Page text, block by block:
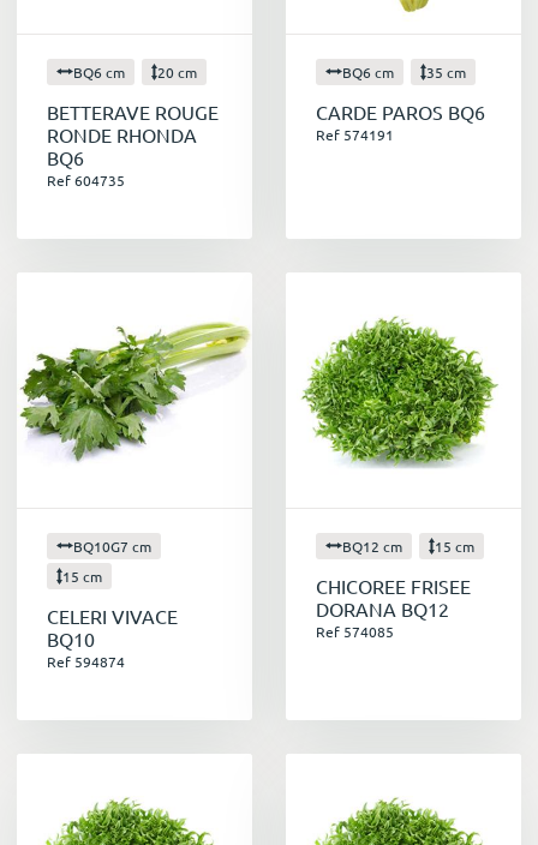
BQ6 cm 20 cm
BETTERAVE ROUGE
RONDE RHONDA
BQ6
Ref 604735
BQ6 cm 35 cm
CARDE PAROS BQ6
Ref 574191
BQ10G7 cm
15 cm
CELERI VIVACE
BQ10
Ref 594874
BQ12 cm 15 cm
CHICOREE FRISEE
DORANA BQ12
Ref 574085